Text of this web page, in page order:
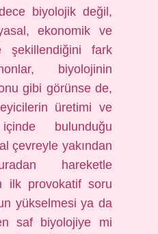
biyolojik değil,
ekonomik ve
şekillendiğini fark
biyolojinin
gibi görünse de,
üretimi ve
bulunduğu
çevreyle yakından
hareketle
ilk provokatif soru
yükselmesi ya da
saf biyolojiye mi